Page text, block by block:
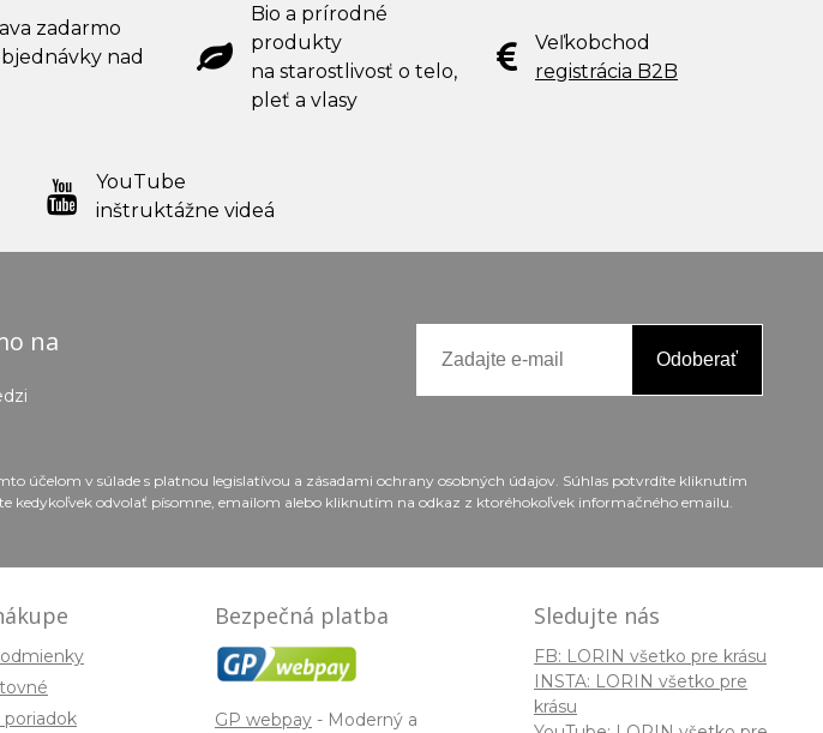
zadarmo
nad
Bio a prírodné
produkty
na starostlivosť o telo,
pleť a vlasy
Veľkobchod
registrácia B2B
YouTube
inštruktážne videá
na
Odoberať
účelom v súlade s platnou legislatívou a zásadami ochrany osobných údajov. Súhlas potvrdíte kliknutím
kedykoľvek odvolať písomne, emailom alebo kliknutím na odkaz z ktoréhokoľvek informačného emailu.
poriadok
Bezpečná platba
GP webpay - Moderný a
Sledujte nás
FB: LORIN všetko pre krásu
INSTA: LORIN všetko pre
krásu